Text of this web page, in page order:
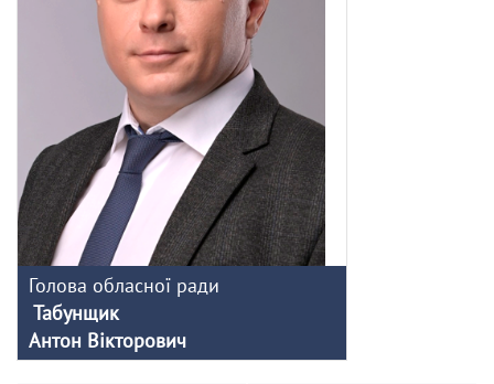
Голова обласної ради
Табунщик
Антон Вікторович